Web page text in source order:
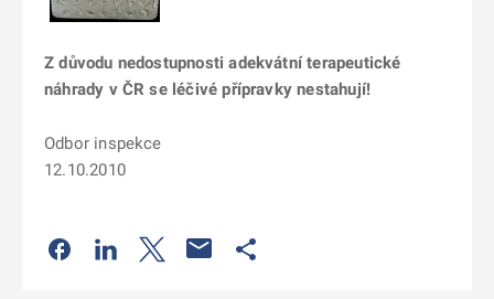
Z důvodu nedostupnosti adekvátní terapeutické
náhrady v ČR se léčivé přípravky nestahují!
Odbor inspekce
12.10.2010
Odkaz se otevře na nové kartě
Odkaz se otevře na nové kartě
Odkaz se otevře na nové kartě